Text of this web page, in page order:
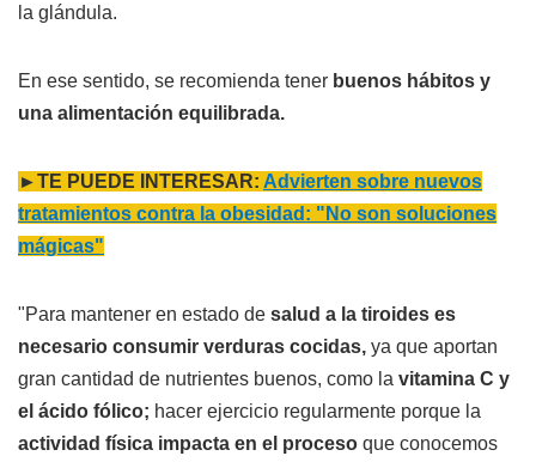
la glándula.
En ese sentido, se recomienda tener buenos hábitos y
una alimentación equilibrada.
►TE PUEDE INTERESAR: Advierten sobre nuevos
tratamientos contra la obesidad: "No son soluciones
mágicas"
"Para mantener en estado de salud a la tiroides es
necesario consumir verduras cocidas, ya que aportan
gran cantidad de nutrientes buenos, como la vitamina C y
el ácido fólico; hacer ejercicio regularmente porque la
actividad física impacta en el proceso que conocemos